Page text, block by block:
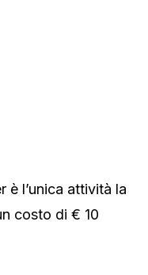
è l’unica attività la
costo di € 10